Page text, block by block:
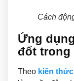
Cách
Ứng
đốt trong
Theo kiến